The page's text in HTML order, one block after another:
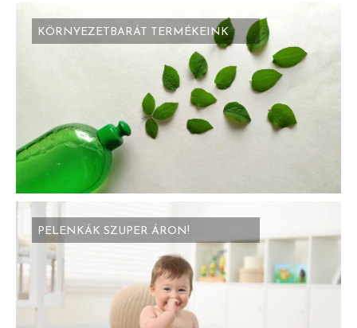
KÖRNYEZETBARÁT TERMÉKEINK
PELENKÁK SZUPER ÁRON!